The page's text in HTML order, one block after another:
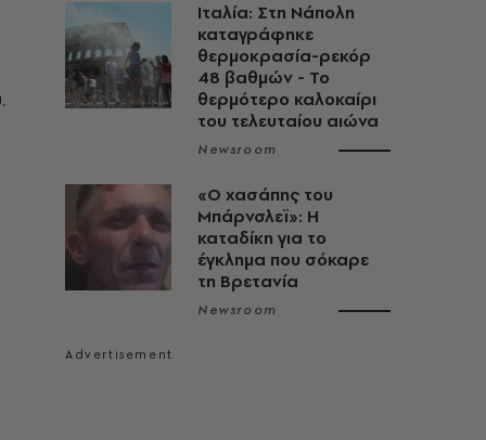
Ιταλία: Στη Νάπολη
καταγράφηκε
θερμοκρασία-ρεκόρ
48 βαθμών - To
θερμότερο καλοκαίρι
του τελευταίου αιώνα
Newsroom
«Ο χασάπης του
Μπάρνσλεϊ»: Η
καταδίκη για το
έγκλημα που σόκαρε
τη Βρετανία
Newsroom